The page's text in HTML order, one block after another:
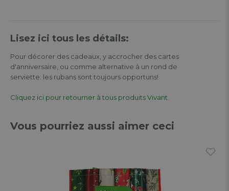
Lisez ici tous les détails:
Pour décorer des cadeaux, y accrocher des cartes
d'anniversaire, ou comme alternative à un rond de
serviette: les rubans sont toujours opportuns!
Cliquez ici pour retourner à tous produits Vivant.
Vous pourriez aussi aimer ceci